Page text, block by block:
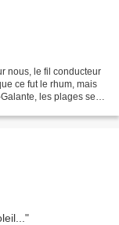
nous, le fil conducteur
ce fut le rhum, mais
les plages se